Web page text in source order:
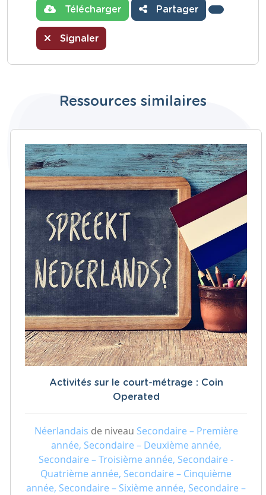
Télécharger Partager
Signaler
Ressources similaires
Activités sur le court-métrage : Coin
Operated
Néerlandais de niveau Secondaire – Première
année, Secondaire – Deuxième année,
Secondaire – Troisième année, Secondaire -
Quatrième année, Secondaire – Cinquième
année, Secondaire – Sixième année, Secondaire –